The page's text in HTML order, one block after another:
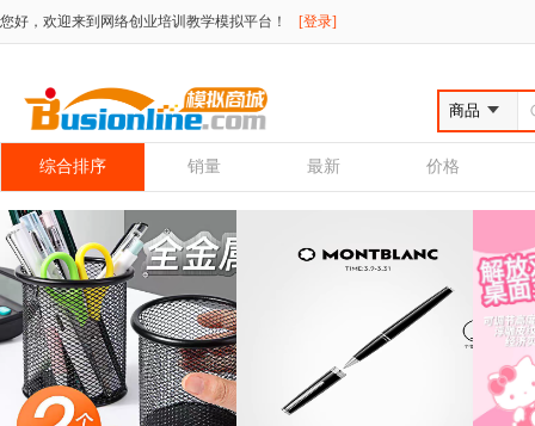
您好，欢迎来到网络创业培训教学模拟平台！ [登录]
综合排序 销量 最新 价格